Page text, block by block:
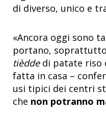
di diverso, unico e
«Ancora oggi sono
portano,
tièdde di patate riso
fatta in casa –
usi tipici dei centri
che non potranno